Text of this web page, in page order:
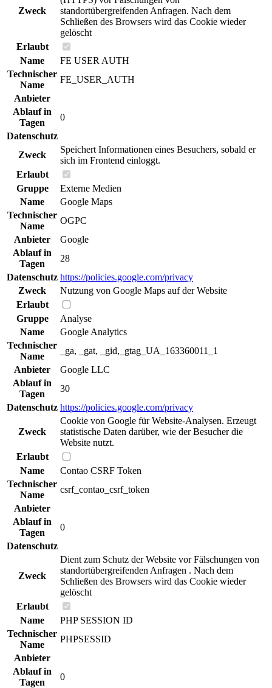
Zweck
standortübergreifenden Anfragen. Nach dem
Schließen des Browsers wird das Cookie wieder
gelöscht
Erlaubt
Name
FE USER AUTH
Technischer
Name
FE_USER_AUTH
Anbieter
Ablauf in
Tagen
0
Datenschutz
Zweck
Speichert Informationen eines Besuchers, sobald er
sich im Frontend einloggt.
Erlaubt
Gruppe
Externe Medien
Name
Google Maps
Technischer
Name
OGPC
Anbieter
Google
Ablauf in
Tagen
28
Datenschutz https://policies.google.com/privacy
Zweck
Nutzung von Google Maps auf der Website
Erlaubt
Gruppe
Analyse
Name
Google Analytics
Technischer
Name
_ga, _gat, _gid,_gtag_UA_163360011_1
Anbieter
Google LLC
Ablauf in
Tagen
30
Datenschutz https://policies.google.com/privacy
Zweck
Cookie von Google für Website-Analysen. Erzeugt
statistische Daten darüber, wie der Besucher die
Website nutzt.
Erlaubt
Name
Contao CSRF Token
Technischer
Name
csrf_contao_csrf_token
Anbieter
Ablauf in
Tagen
0
Datenschutz
Zweck
Dient zum Schutz der Website vor Fälschungen von
standortübergreifenden Anfragen . Nach dem
Schließen des Browsers wird das Cookie wieder
gelöscht
Erlaubt
Name
PHP SESSION ID
Technischer
Name
PHPSESSID
Anbieter
Ablauf in
Tagen
0